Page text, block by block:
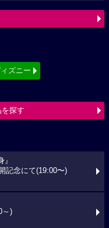
ズニー
探す
』
記念にて(19:00〜)
～)